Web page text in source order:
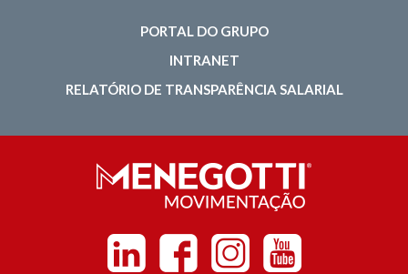
PORTAL DO GRUPO
INTRANET
RELATÓRIO DE TRANSPARÊNCIA SALARIAL
Linkedin FacebookInstagramYoutube